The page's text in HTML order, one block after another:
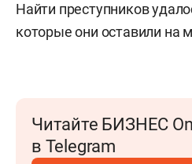
Найти преступников
которые они оставили на
Читайте БИЗНЕС
в Telegram